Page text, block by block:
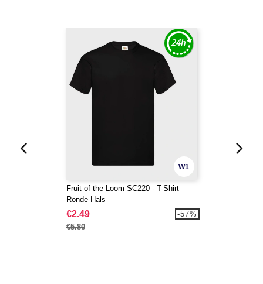
W1
Fruit of the Loom SC220 - T-Shirt
Ronde Hals
€2.49
€5.80
-57%